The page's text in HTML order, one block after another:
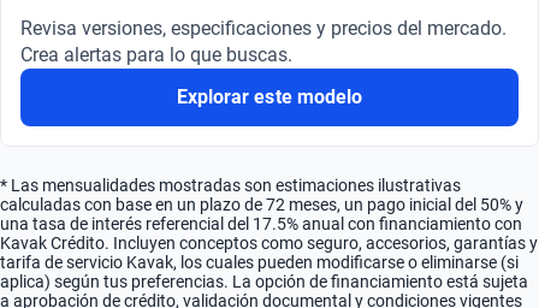
Revisa versiones, especificaciones y precios del mercado.
Crea alertas para lo que buscas.
Explorar este modelo
* Las mensualidades mostradas son estimaciones ilustrativas
calculadas con base en un plazo de 72 meses, un pago inicial del 50% y
una tasa de interés referencial del 17.5% anual con financiamiento con
Kavak Crédito. Incluyen conceptos como seguro, accesorios, garantías y
tarifa de servicio Kavak, los cuales pueden modificarse o eliminarse (si
aplica) según tus preferencias. La opción de financiamiento está sujeta
a aprobación de crédito, validación documental y condiciones vigentes